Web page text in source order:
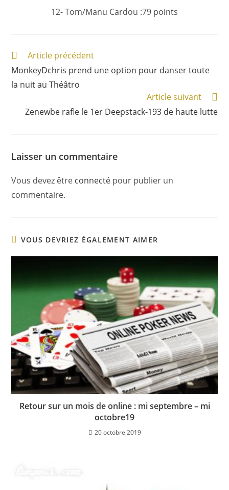
12- Tom/Manu Cardou :79 points
Article précédent
MonkeyDchris prend une option pour danser toute
la nuit au Théâtro
Article suivant
Zenewbe rafle le 1er Deepstack-193 de haute lutte
Laisser un commentaire
Vous devez être connecté pour publier un
commentaire.
VOUS DEVRIEZ ÉGALEMENT AIMER
Retour sur un mois de online : mi septembre – mi
octobre19
20 octobre 2019